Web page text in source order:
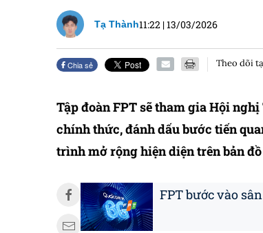
Tạ Thành11:22 |13/03/2026
Chia sẻ Theo dõi
Tập đoàn FPT sẽ tham gia Hội
chính thức, đánh dấu bước tiến
trình mở rộng hiện diện trên bản đồ
FPT bước vào